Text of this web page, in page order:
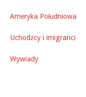
Ameryka Południowa
Uchodźcy i imigranci
Wywiady